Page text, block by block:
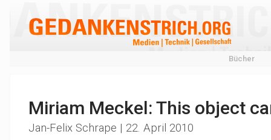
Bücher
Miriam Meckel: This object
Jan-Felix Schrape | 22. April 2010